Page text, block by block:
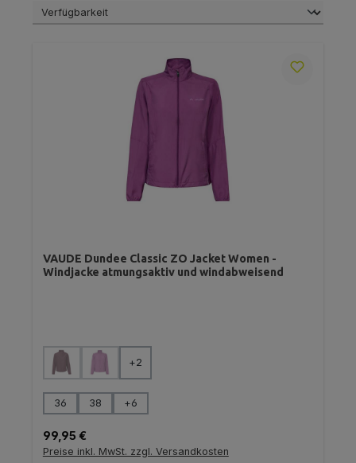
VAUDE Dundee Classic ZO Jacket Women -
Windjacke atmungsaktiv und windabweisend
Farbe auswählen
(Diese Option ist zurzeit nicht verfügbar.)
(Diese Option ist zurzeit nicht verfügbar.)
+2
Größe auswählen
36 38 +6
Regulärer Preis:
99,95 €
Preise inkl. MwSt. zzgl. Versandkosten